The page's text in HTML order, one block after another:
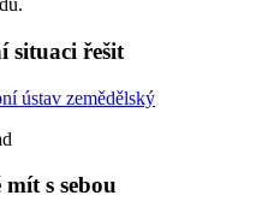
situaci řešit
ústav zemědělský
s sebou